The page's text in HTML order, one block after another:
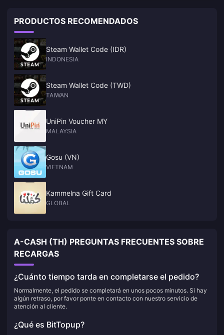
PRODUCTOS RECOMENDADOS
Steam Wallet Code (IDR)
INDONESIA
Steam Wallet Code (TWD)
TAIWAN
UniPin Voucher MY
MALAYSIA
Gosu (VN)
VIETNAM
Kammelna Gift Card
GLOBAL
A-CASH (TH) PREGUNTAS FRECUENTES SOBRE
RECARGAS
¿Cuánto tiempo tarda en completarse el pedido?
Normalmente, el pedido se completará en unos pocos minutos. Si hay
algún retraso, por favor ponte en contacto con nuestro servicio de
atención al cliente.
¿Qué es BitTopup?